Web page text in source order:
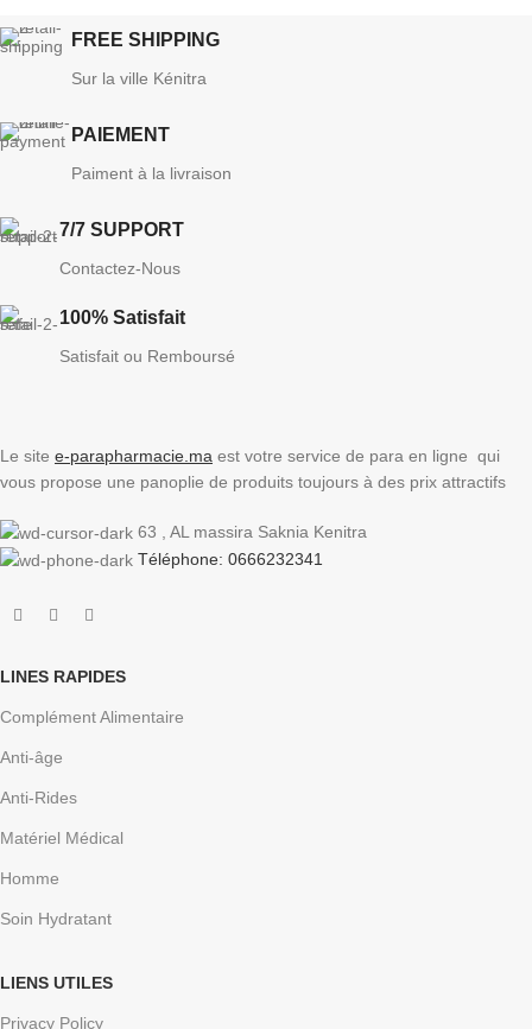
FREE SHIPPING
Sur la ville Kénitra
PAIEMENT
Paiment à la livraison
7/7 SUPPORT
Contactez-Nous
100% Satisfait
Satisfait ou Remboursé
Le site e-parapharmacie.ma est votre service de para en ligne qui
vous propose une panoplie de produits toujours à des prix attractifs
63 , AL massira Saknia Kenitra
Téléphone: 0666232341
LINES RAPIDES
Complément Alimentaire
Anti-âge
Anti-Rides
Matériel Médical
Homme
Soin Hydratant
LIENS UTILES
Privacy Policy